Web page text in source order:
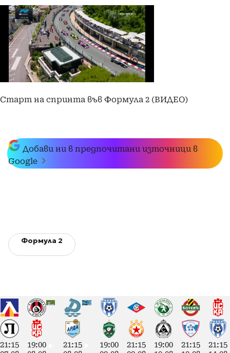
Старт на спринта във Формула 2 (ВИДЕО)
Добави ни в предпочитани източници в
Google
Формула 2
21:15
19:00
21:15
19:00
21:15
19:00
21:15
21:15